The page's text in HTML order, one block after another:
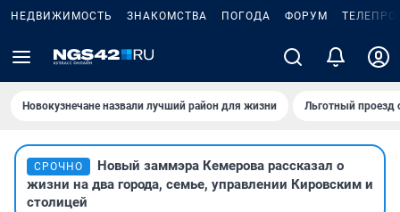
НЕДВИЖИМОСТЬ ЗНАКОМСТВА ПОГОДА ФОРУМ
Новокузнечане назвали лучший район для жизни Льготный проезд
СРОЧНО
Новый заммэра Кемерова рассказал о
жизни на два города, семье, управлении Кировским и
столицей